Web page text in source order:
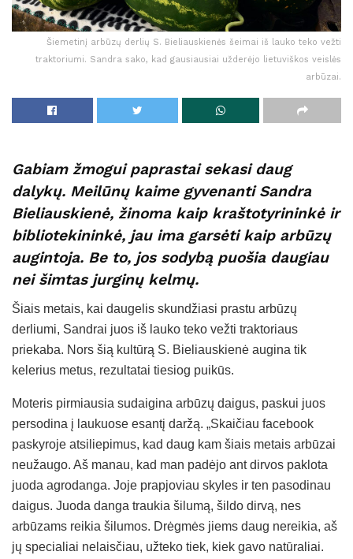
Šiemetinį arbūzų derlių S. Bieliauskienės šeimai iš lauko teko vežti
traktoriumi. Sandra sako, kad gausiausiai užderėjo lietuviškos veislės
arbūzai.
Gabiam žmogui paprastai sekasi daug
dalykų. Meilūnų kaime gyvenanti Sandra
Bieliauskienė, žinoma kaip kraštotyrininkė ir
bibliotekininkė, jau ima garsėti kaip arbūzų
augintoja. Be to, jos sodybą puošia daugiau
nei šimtas jurginų kelmų.
Šiais metais, kai daugelis skundžiasi prastu arbūzų
derliumi, Sandrai juos iš lauko teko vežti traktoriaus
priekaba. Nors šią kultūrą S. Bieliauskienė augina tik
kelerius metus, rezultatai tiesiog puikūs.
Moteris pirmiausia sudaigina arbūzų daigus, paskui juos
persodina į laukuose esantį daržą. „Skaičiau facebook
paskyroje atsiliepimus, kad daug kam šiais metais arbūzai
neužaugo. Aš manau, kad man padėjo ant dirvos paklota
juoda agrodanga. Joje prapjoviau skyles ir ten pasodinau
daigus. Juoda danga traukia šilumą, šildo dirvą, nes
arbūzams reikia šilumos. Drėgmės jiems daug nereikia, aš
jų specialiai nelaisčiau, užteko tiek, kiek gavo natūraliai.